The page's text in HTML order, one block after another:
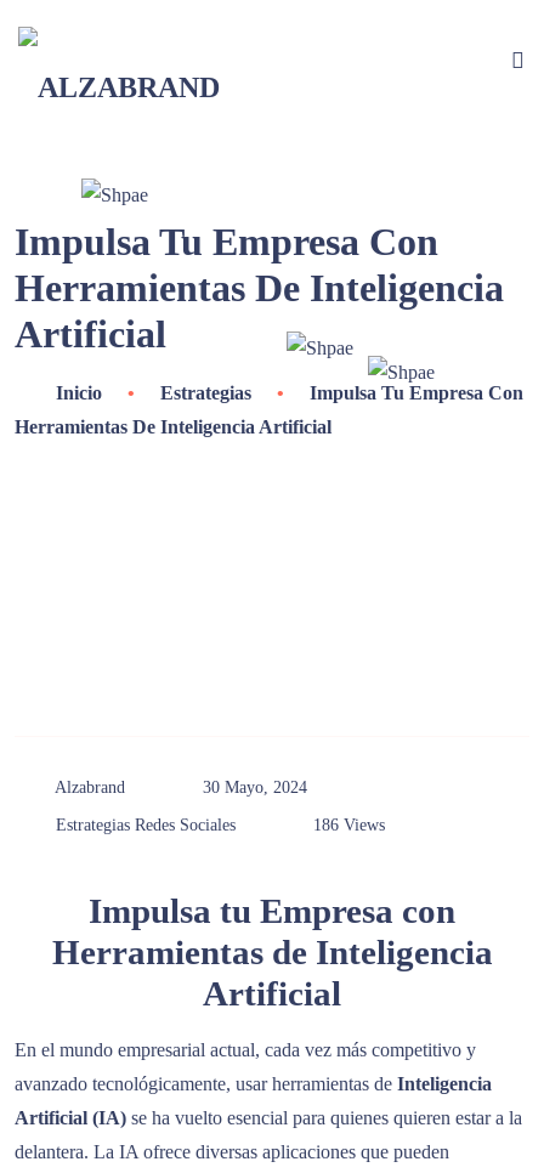
Impulsa Tu Empresa Con
Herramientas De Inteligencia
Artificial
Inicio • Estrategias •
Impulsa Tu Empresa Con
Herramientas De Inteligencia Artificial
Alzabrand 30 Mayo, 2024
Estrategias Redes Sociales 186 Views
Impulsa tu Empresa con
Herramientas de Inteligencia
Artificial
En el mundo empresarial actual, cada vez más competitivo y
avanzado tecnológicamente, usar herramientas de Inteligencia
Artificial (IA) se ha vuelto esencial para quienes quieren estar a la
delantera. La IA ofrece diversas aplicaciones que pueden